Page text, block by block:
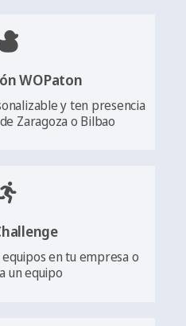
WOPaton
y ten presencia
Zaragoza o Bilbao
en tu empresa o
un equipo